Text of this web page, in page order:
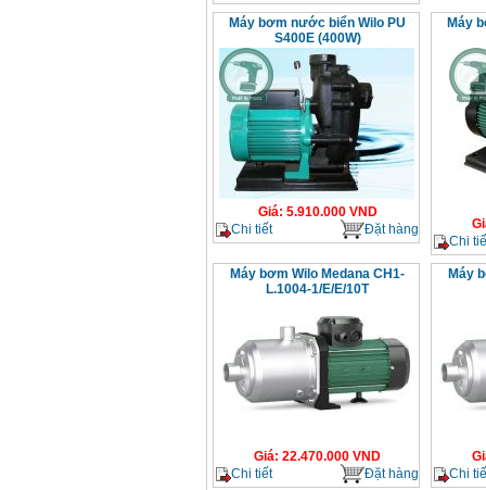
Máy bơm nước biển Wilo PU
S400E (400W)
Giá: 5.910.000VND
Chi tiết
Đặt hàng
Máy
Chi
Máy bơm Wilo Medana CH1-
L.1004-1/E/E/10T
Giá: 22.470.000 VND
Chi tiết
Đặt hàng
Máy
Chi